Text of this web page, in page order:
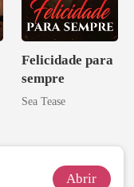
Felicidade para
sempre
Sea Tease
Abrir